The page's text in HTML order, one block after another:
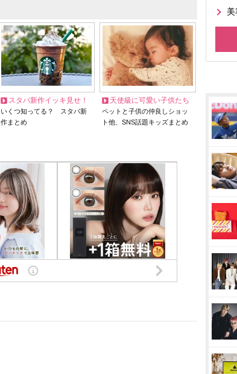
スタバ新作イッキ見せ！
いくつ知ってる？ スタバ新
作まとめ
天使級に可愛い子供たち
ペットと子供の仲良しショッ
ト他、SNS話題キッズまとめ